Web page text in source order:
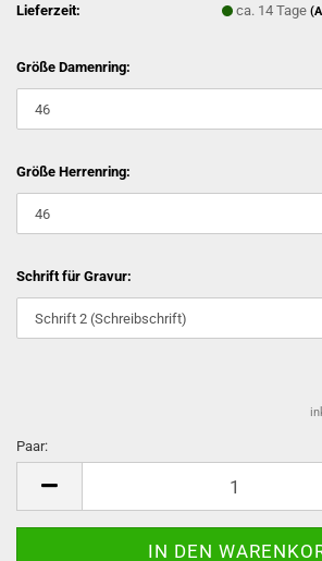
Lieferzeit:
ca. 14 Tage
Größe Damenring:
Größe Herrenring:
Schrift für Gravur:
Paar: